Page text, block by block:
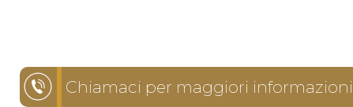
Chiamaci per maggiori informazioni